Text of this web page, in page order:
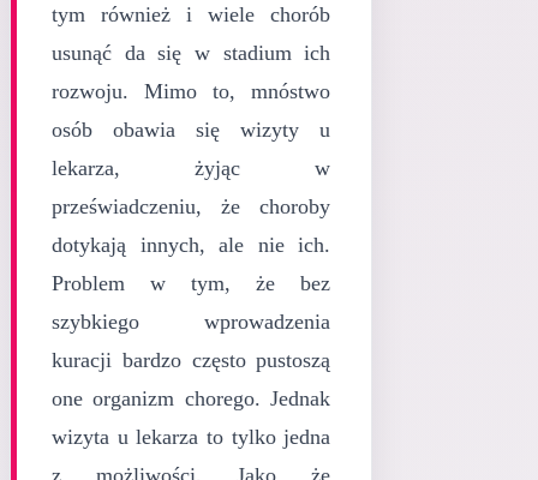
tym również i wiele chorób
usunąć da się w stadium ich
rozwoju. Mimo to, mnóstwo
osób obawia się wizyty u
lekarza, żyjąc w
przeświadczeniu, że choroby
dotykają innych, ale nie ich.
Problem w tym, że bez
szybkiego wprowadzenia
kuracji bardzo często pustoszą
one organizm chorego. Jednak
wizyta u lekarza to tylko jedna
z możliwości. Jako że